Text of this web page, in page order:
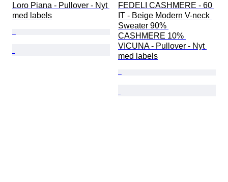
Loro Piana - Pullover - Nyt
med labels
FEDELI CASHMERE - 60
IT - Beige Modern V-neck
Sweater 90%
CASHMERE 10%
VICUNA - Pullover - Nyt
med labels